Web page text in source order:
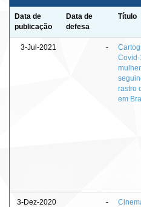
Data de
publicação
Data de
defesa
Título
3-Jul-2021 -
rastro
em
3-Dez-2020 -